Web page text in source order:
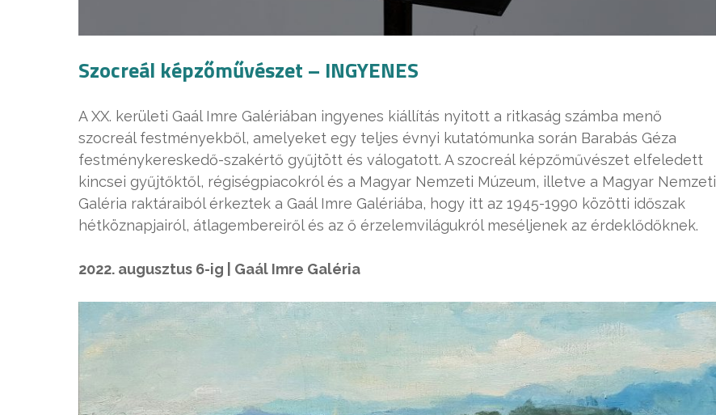
Szocreál képzőművészet – INGYENES
A XX. kerületi Gaál Imre Galériában ingyenes kiállítás nyitott a ritkaság számba menő
szocreál festményekből, amelyeket egy teljes évnyi kutatómunka során Barabás Géza
festménykereskedő-szakértő gyűjtött és válogatott. A szocreál képzőművészet elfeledett
kincsei gyűjtőktől, régiségpiacokról és a Magyar Nemzeti Múzeum, illetve a Magyar Nemzeti
Galéria raktáraiból érkeztek a Gaál Imre Galériába, hogy itt az 1945-1990 közötti időszak
hétköznapjairól, átlagembereiről és az ő érzelemvilágukról meséljenek az érdeklődőknek.
2022. augusztus 6-ig | Gaál Imre Galéria